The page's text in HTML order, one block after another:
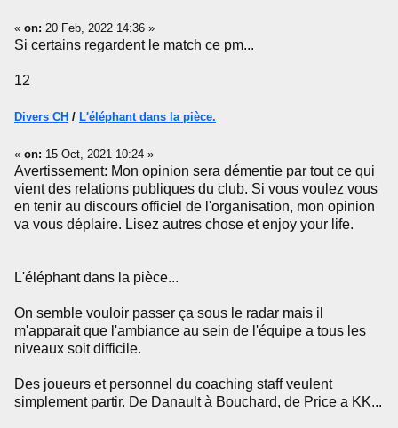
« on: 20 Feb, 2022 14:36 »
Si certains regardent le match ce pm...
12
Divers CH / L'éléphant dans la pièce.
« on: 15 Oct, 2021 10:24 »
Avertissement: Mon opinion sera démentie par tout ce qui
vient des relations publiques du club. Si vous voulez vous
en tenir au discours officiel de l'organisation, mon opinion
va vous déplaire. Lisez autres chose et enjoy your life.
L'éléphant dans la pièce...
On semble vouloir passer ça sous le radar mais il
m'apparait que l'ambiance au sein de l'équipe a tous les
niveaux soit difficile.
Des joueurs et personnel du coaching staff veulent
simplement partir. De Danault à Bouchard, de Price a KK...